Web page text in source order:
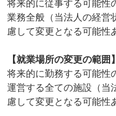
将来的に従事する可能性
業務全般（当法人の経営
慮して変更となる可能性
【就業場所の変更の範囲】
将来的に勤務する可能性
運営する全ての施設（当
慮して変更となる可能性